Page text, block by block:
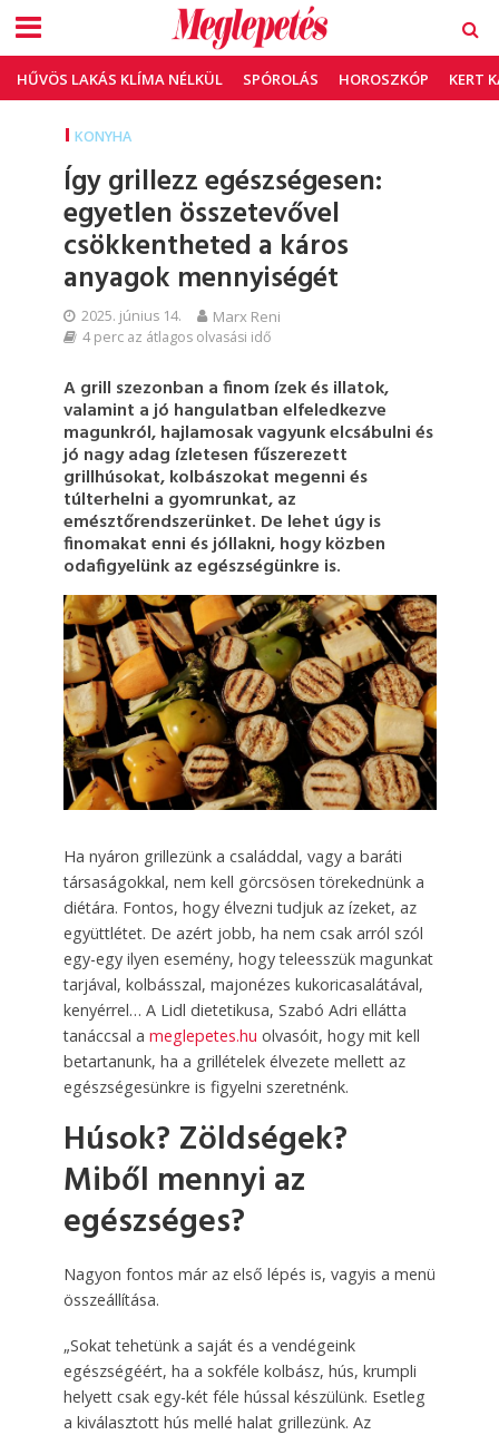
HŰVÖS LAKÁS KLÍMA NÉLKÜL SPÓROLÁS HOROSZKÓP KERT
KONYHA
Így grillezz egészségesen:
egyetlen összetevővel
csökkentheted a káros
anyagok mennyiségét
2025. június 14. Marx Reni
4 perc az átlagos olvasási idő
A grill szezonban a finom ízek és illatok,
valamint a jó hangulatban elfeledkezve
magunkról, hajlamosak vagyunk elcsábulni és
jó nagy adag ízletesen fűszerezett
grillhúsokat, kolbászokat megenni és
túlterhelni a gyomrunkat, az
emésztőrendszerünket. De lehet úgy is
finomakat enni és jóllakni, hogy közben
odafigyelünk az egészségünkre is.
Ha nyáron grillezünk a családdal, vagy a baráti
társaságokkal, nem kell görcsösen törekednünk a
diétára. Fontos, hogy élvezni tudjuk az ízeket, az
együttlétet. De azért jobb, ha nem csak arról szól
egy-egy ilyen esemény, hogy teleesszük magunkat
tarjával, kolbásszal, majonézes kukoricasalátával,
kenyérrel… A Lidl dietetikusa, Szabó Adri ellátta
tanáccsal a meglepetes.hu olvasóit, hogy mit kell
betartanunk, ha a grillételek élvezete mellett az
egészségesünkre is figyelni szeretnénk.
Húsok? Zöldségek?
Miből mennyi az
egészséges?
Nagyon fontos már az első lépés is, vagyis a menü
összeállítása.
„Sokat tehetünk a saját és a vendégeink
egészségéért, ha a sokféle kolbász, hús, krumpli
helyett csak egy-két féle hússal készülünk. Esetleg
a kiválasztott hús mellé halat grillezünk. Az